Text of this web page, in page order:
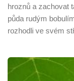
hroznů a zachovat
půda rudým
rozhodli ve svém